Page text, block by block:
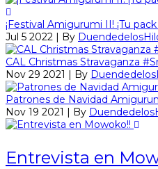
¡Festival Amigurumi II! ¡Tu
Jul 5 2022 | By
CAL Christmas Stravaganza
Nov 29 2021 | By
Patrones de Navidad
Nov 19 2021 | By
Entrevista en